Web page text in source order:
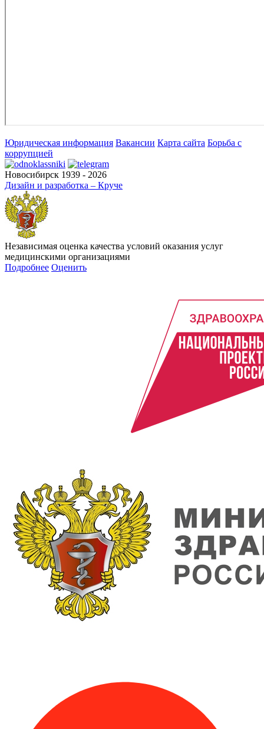
Юридическая информация Вакансии Карта сайта Борьба с
коррупцией
Новосибирск 1939 - 2026
Дизайн и разработка – Круче
Независимая оценка качества условий оказания услуг
медицинскими организациями
Подробнее Оценить